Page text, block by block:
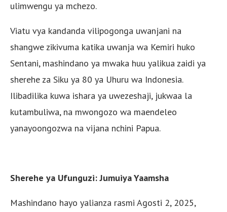
ulimwengu ya mchezo.
Viatu vya kandanda vilipogonga uwanjani na
shangwe zikivuma katika uwanja wa Kemiri huko
Sentani, mashindano ya mwaka huu yalikua zaidi ya
sherehe za Siku ya 80 ya Uhuru wa Indonesia.
Ilibadilika kuwa ishara ya uwezeshaji, jukwaa la
kutambuliwa, na mwongozo wa maendeleo
yanayoongozwa na vijana nchini Papua.
Sherehe ya Ufunguzi: Jumuiya Yaamsha
Mashindano hayo yalianza rasmi Agosti 2, 2025,